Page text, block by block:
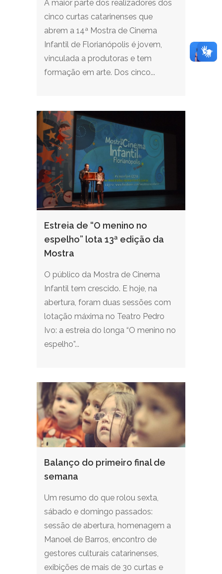
A maior parte dos realizadores dos
cinco curtas catarinenses que
abrem a 14ª Mostra de Cinema
Infantil de Florianópolis é jovem,
vinculada a produtoras e tem
formação em arte. Dos cinco...
Estreia de “O menino no
espelho” lota 13ª edição da
Mostra
O público da Mostra de Cinema
Infantil tem crescido. E hoje, na
abertura, foram duas sessões com
lotação máxima no Teatro Pedro
Ivo: a estreia do longa “O menino no
espelho”...
Balanço do primeiro final de
semana
Um resumo do que rolou sexta,
sábado e domingo passados:
sessão de abertura, homenagem a
Manoel de Barros, encontro de
gestores culturais catarinenses,
exibições de mais de 30 curtas e